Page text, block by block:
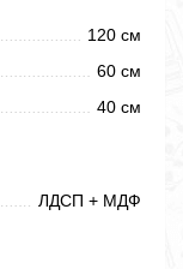
120 см
60 см
40 см
ЛДСП + МДФ